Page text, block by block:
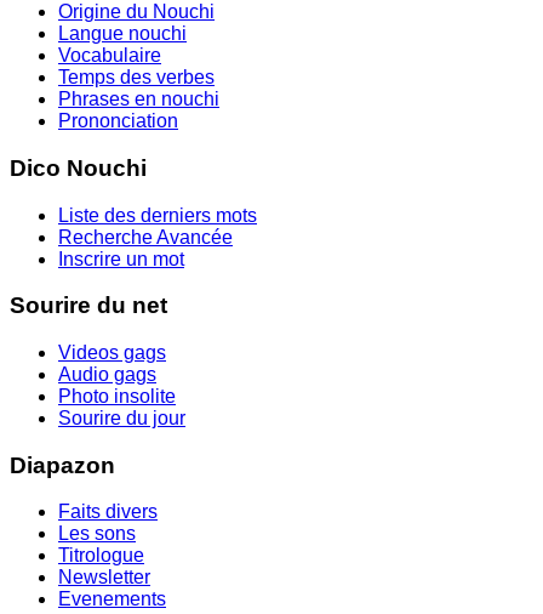
Origine du Nouchi
Langue nouchi
Vocabulaire
Temps des verbes
Phrases en nouchi
Prononciation
Dico Nouchi
Liste des derniers mots
Recherche Avancée
Inscrire un mot
Sourire du net
Videos gags
Audio gags
Photo insolite
Sourire du jour
Diapazon
Faits divers
Les sons
Titrologue
Newsletter
Evenements